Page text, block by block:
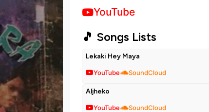
YouTube
🎵 Songs Lists
Lekaki Hey Maya
YouTube SoundCloud
Aljheko
YouTube SoundCloud